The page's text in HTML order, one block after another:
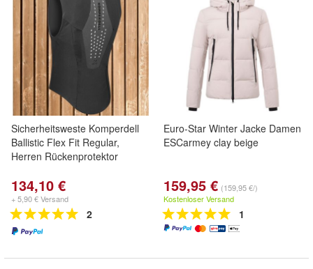
Sicherheitsweste Komperdell
Ballistic Flex Fit Regular,
Herren Rückenprotektor
134,10 €
+ 5,90 € Versand
2
Euro-Star Winter Jacke Damen
ESCarmey clay beige
159,95 € (159,95 €/)
Kostenloser Versand
1